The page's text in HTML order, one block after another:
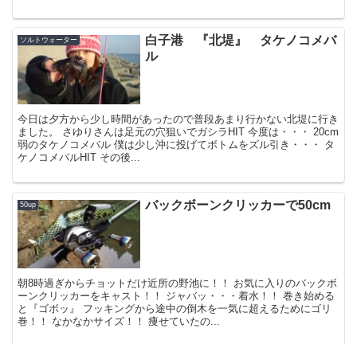
ソルトウォーター
白子港 『北堤』 タケノコメバ
ル
今日は夕方から少し時間があったので普段あまり行かない北堤に行き
ました。 さゆりさんは足元の穴狙いでガシラHIT 今度は・・・ 20cm
弱のタケノコメバル 僕は少し沖に投げてボトムをズル引き・・・ タ
ケノコメバルHIT その後...
50up バックボーンクリッカーで50cm
朝8時過ぎからチョットだけ近所の野池に！！ お気に入りのバックボ
ーンクリッカーをキャスト！！ ジャバッ・・・着水！！ 巻き始める
と『ゴボッ』 フッキングから途中の倒木を一気に超えるためにゴリ
巻！！ なかなかサイズ！！ 痩せていたの...